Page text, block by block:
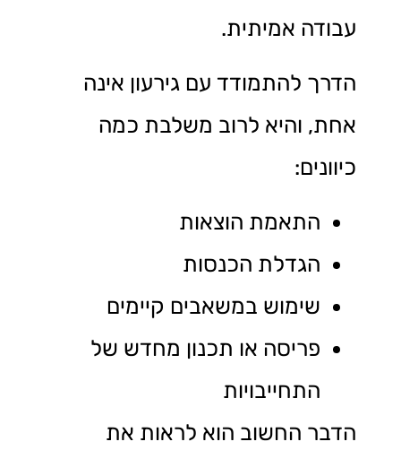
עבודה אמיתית.
הדרך להתמודד עם גירעון אינה
אחת, והיא לרוב משלבת כמה
כיוונים:
התאמת הוצאות
הגדלת הכנסות
שימוש במשאבים קיימים
פריסה או תכנון מחדש של
התחייבויות
הדבר החשוב הוא לראות את